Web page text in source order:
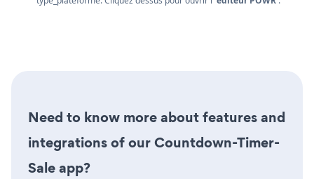
Need to know more about features and
integrations of our Countdown-Timer-
Sale app?